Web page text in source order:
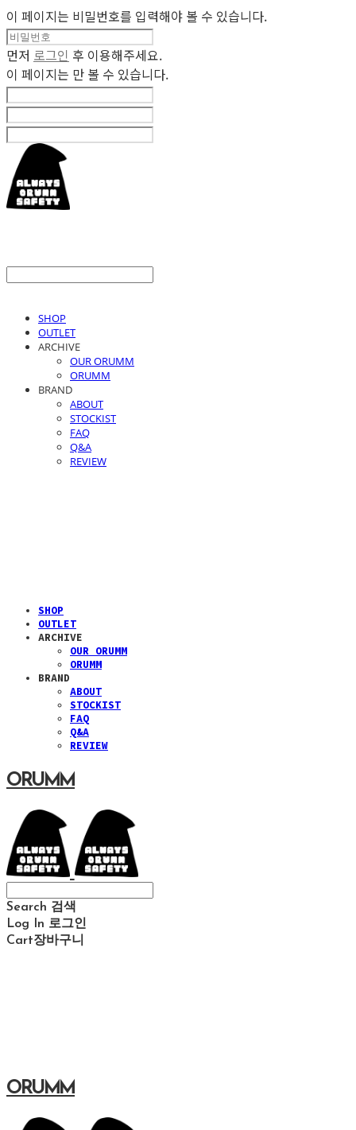
이 페이지는 비밀번호를 입력해야 볼 수 있습니다.
먼저 로그인 후 이용해주세요.
이 페이지는 만 볼 수 있습니다.
SHOP
OUTLET
ARCHIVE
OUR ORUMM
ORUMM
BRAND
ABOUT
STOCKIST
FAQ
Q&A
REVIEW
SHOP
OUTLET
ARCHIVE
OUR ORUMM
ORUMM
BRAND
ABOUT
STOCKIST
FAQ
Q&A
REVIEW
ORUMM
Search 검색
Log In 로그인
Cart장바구니
ORUMM